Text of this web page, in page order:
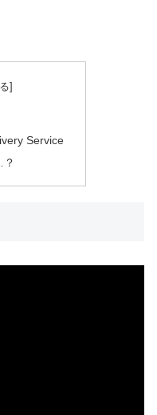
Service